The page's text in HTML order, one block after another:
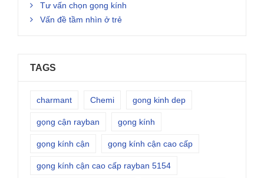
Tư vấn chọn gọng kính
Vấn đề tầm nhìn ở trẻ
TAGS
charmant Chemi gong kinh dep
gọng cận rayban gọng kính
gọng kính cận gọng kính cận cao cấp
gọng kính cận cao cấp rayban 5154